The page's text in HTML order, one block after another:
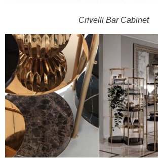
Crivelli Bar Cabinet